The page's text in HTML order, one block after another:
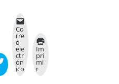
Co
rre
o
ele
ctr
ón
ico
Im
pri
mi
r